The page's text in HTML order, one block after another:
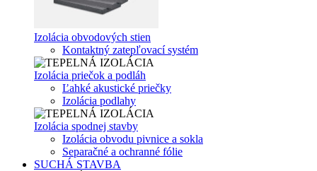
Izolácia obvodových stien
Kontaktný zatepľovací systém
Izolácia priečok a podláh
Ľahké akustické priečky
Izolácia podlahy
Izolácia spodnej stavby
Izolácia obvodu pivnice a sokla
Separačné a ochranné fólie
SUCHÁ STAVBA